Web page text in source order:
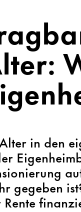
in den
gegeben
Rente